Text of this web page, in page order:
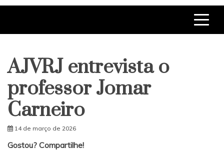
AJVRJ entrevista o
professor Jomar
Carneiro
14 de março de 2026
Gostou? Compartilhe!